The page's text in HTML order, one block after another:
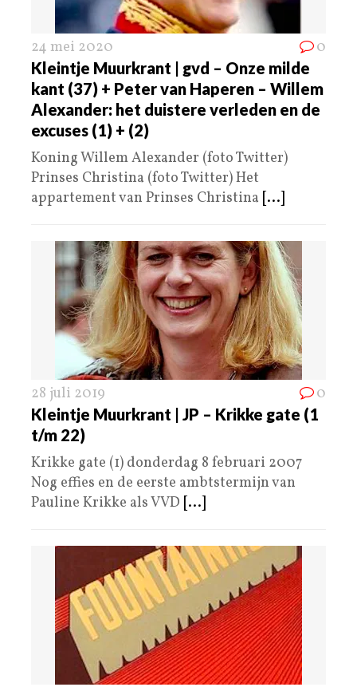
24 mei 2020 0
Kleintje Muurkrant | gvd – Onze milde
kant (37) + Peter van Haperen – Willem
Alexander: het duistere verleden en de
excuses (1) + (2)
Koning Willem Alexander (foto Twitter)
Prinses Christina (foto Twitter) Het
appartement van Prinses Christina [...]
28 juli 2019 0
Kleintje Muurkrant | JP – Krikke gate (1
t/m 22)
Krikke gate (1) donderdag 8 februari 2007
Nog effies en de eerste ambtstermijn van
Pauline Krikke als VVD [...]